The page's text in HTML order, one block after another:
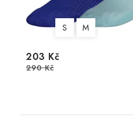
S M
203 Kč
290 Kč